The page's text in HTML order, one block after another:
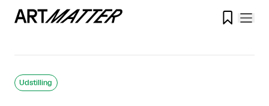

Udstilling